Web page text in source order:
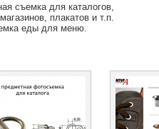
съемка для каталогов,
плакатов и т.п.
еды для меню.